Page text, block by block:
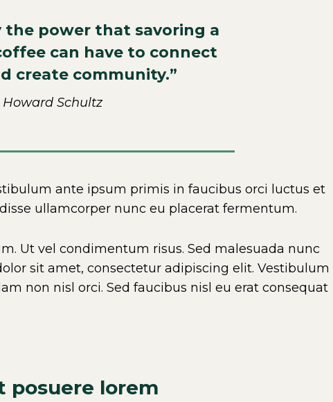
the power that savoring a
can have to connect
create community.”
Howard Schultz
ante ipsum primis in faucibus orci luctus et
ullamcorper nunc eu placerat fermentum.
Ut vel condimentum risus. Sed malesuada nunc
sit amet, consectetur adipiscing elit. Vestibulum
non nisl orci. Sed faucibus nisl eu erat consequat
posuere lorem